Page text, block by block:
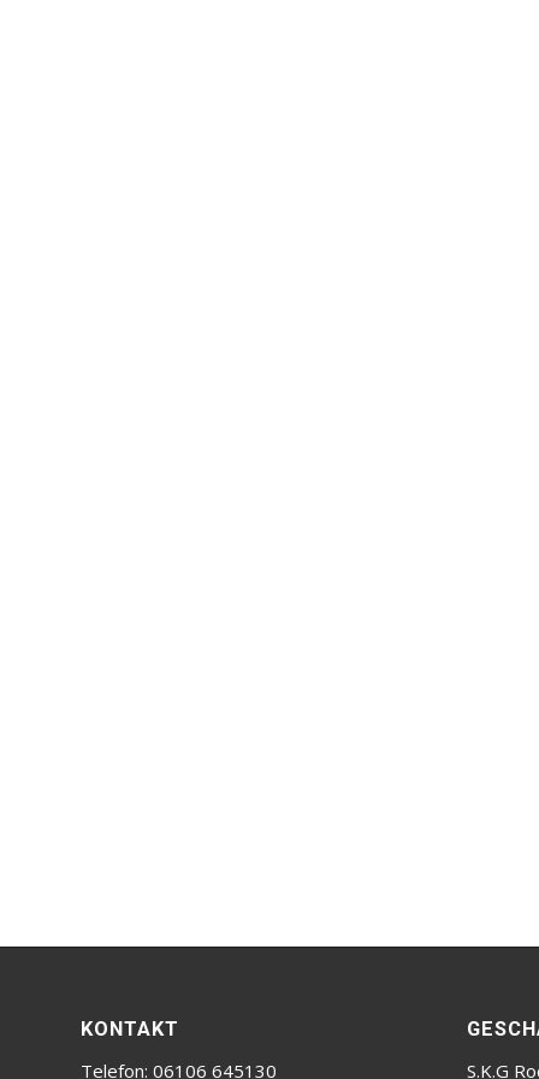
KONTAKT
Telefon: 06106 645130 S.K.G